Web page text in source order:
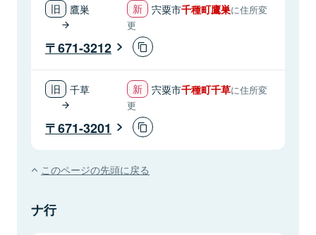
鷹巣 宍粟市千種町鷹巣に住所変
更
671-3212
千草 宍粟市千種町千草に住所変
更
671-3201
このページの先頭に戻る
ナ行